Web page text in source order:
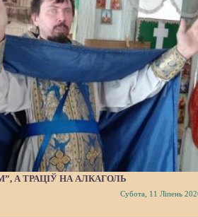
А ТРАЦІЎ НА АЛКАГОЛЬ
Субота, 11 Ліпень